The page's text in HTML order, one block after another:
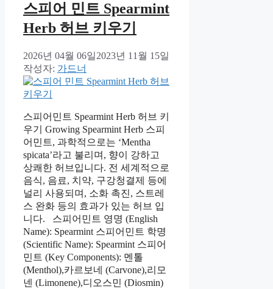
스피어 민트 Spearmint
Herb 허브 키우기
2026년 04월 06일2023년 11월 15일
작성자: 가드너
스피어민트 Spearmint Herb 허브 키
우기 Growing Spearmint Herb 스피
어민트, 과학적으로는 ‘Mentha
spicata’라고 불리며, 향이 강하고
상쾌한 허브입니다. 전 세계적으로
음식, 음료, 치약, 구강청결제 등에
널리 사용되며, 소화 촉진, 스트레
스 완화 등의 효과가 있는 허브 입
니다. 스피어민트 영명 (English
Name): Spearmint 스피어민트 학명
(Scientific Name): Spearmint 스피어
민트 (Key Components): 멘톨
(Menthol),카르보네 (Carvone),리모
넨 (Limonene),디오스민 (Diosmin)